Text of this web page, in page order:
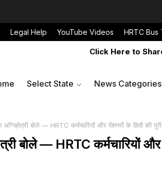
Legal Help YouTube Videos HRTC Bus
Click Here to Share
Select State News Categories
अग्निहोत्री बोले — HRTC कर्मचारियों और पेंशनरों के हितों की
बोले — HRTC कर्मचारियों